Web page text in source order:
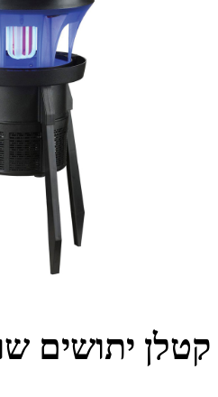
קטלן יתושים